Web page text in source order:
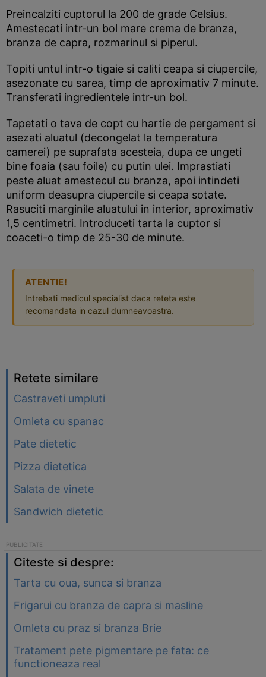
Preincalziti cuptorul la 200 de grade Celsius.
Amestecati intr-un bol mare crema de branza,
branza de capra, rozmarinul si piperul.
Topiti untul intr-o tigaie si caliti ceapa si ciupercile,
asezonate cu sarea, timp de aproximativ 7 minute.
Transferati ingredientele intr-un bol.
Tapetati o tava de copt cu hartie de pergament si
asezati aluatul (decongelat la temperatura
camerei) pe suprafata acesteia, dupa ce ungeti
bine foaia (sau foile) cu putin ulei. Imprastiati
peste aluat amestecul cu branza, apoi intindeti
uniform deasupra ciupercile si ceapa sotate.
Rasuciti marginile aluatului in interior, aproximativ
1,5 centimetri. Introduceti tarta la cuptor si
coaceti-o timp de 25-30 de minute.
ATENTIE!
Intrebati medicul specialist daca reteta este
recomandata in cazul dumneavoastra.
Retete similare
Castraveti umpluti
Omleta cu spanac
Pate dietetic
Pizza dietetica
Salata de vinete
Sandwich dietetic
Citeste si despre:
Tarta cu oua, sunca si branza
Frigarui cu branza de capra si masline
Omleta cu praz si branza Brie
Tratament pete pigmentare pe fata: ce
functioneaza real